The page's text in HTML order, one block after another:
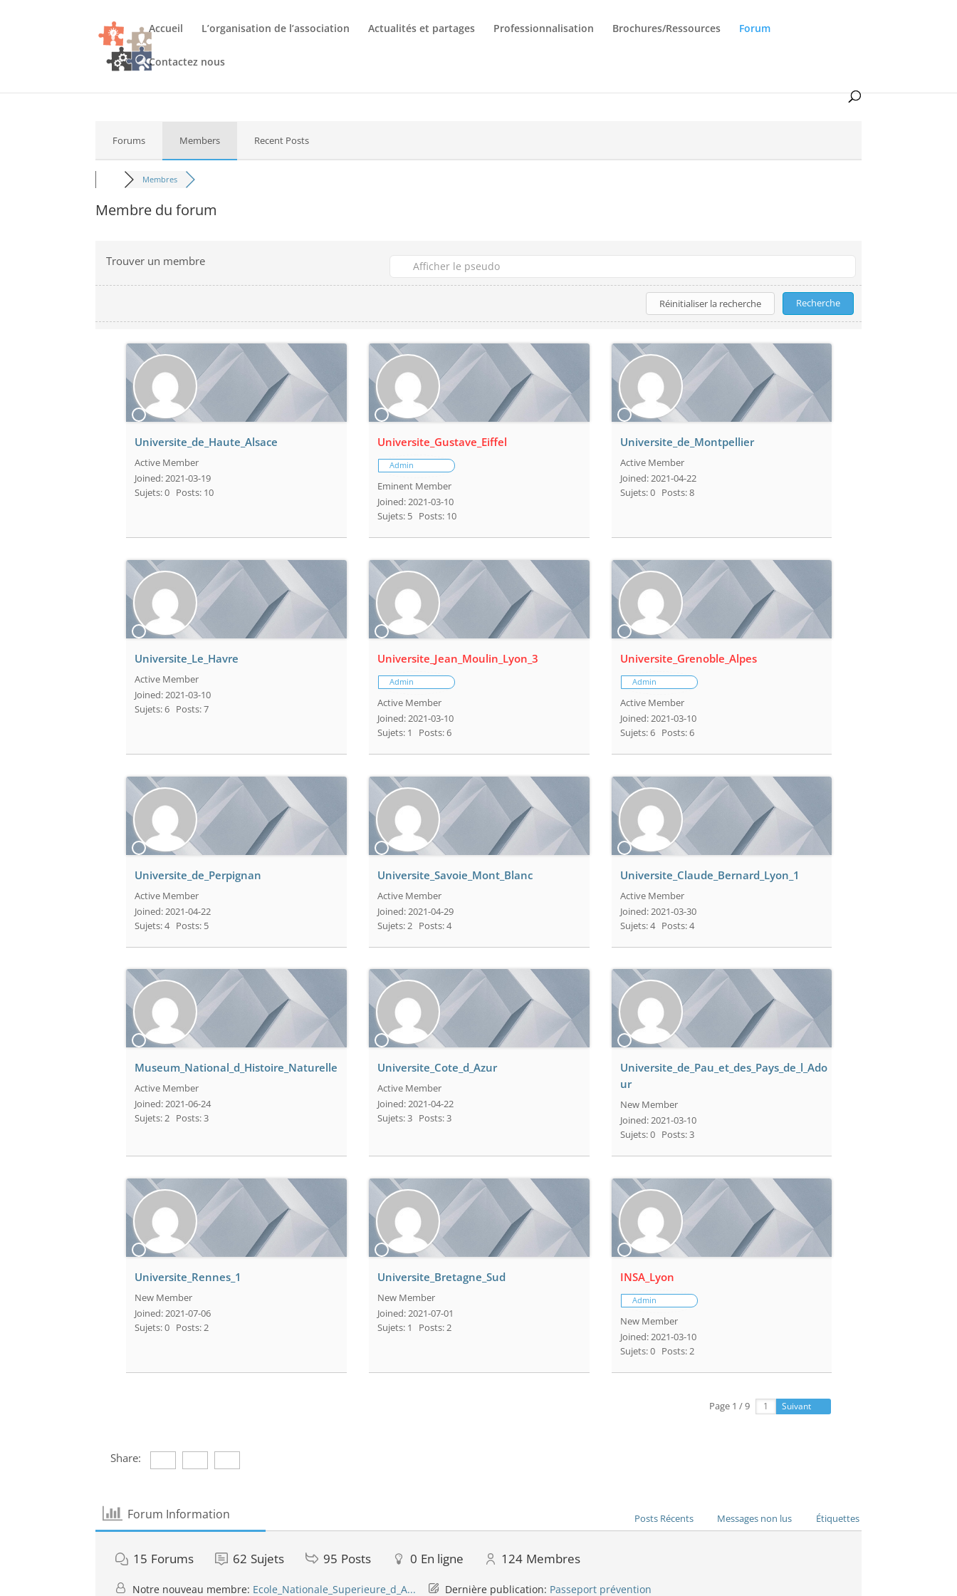
Accueil L’organisation de l’association Actualités et partages Professionnalisation Brochures/Ressources Forum
Contactez nous
Forums Members Recent Posts
Membres
Membre du forum
Trouver un membre
Universite_de_Haute_Alsace
Active Member
Joined: 2021-03-19
Sujets: 0 Posts: 10
Universite_Gustave_Eiffel
Admin
Eminent Member
Joined: 2021-03-10
Sujets: 5 Posts: 10
Universite_de_Montpellier
Active Member
Joined: 2021-04-22
Sujets: 0 Posts: 8
Universite_Le_Havre
Active Member
Joined: 2021-03-10
Sujets: 6 Posts: 7
Universite_Jean_Moulin_Lyon_3
Admin
Active Member
Joined: 2021-03-10
Sujets: 1
Posts: 6
Universite_Grenoble_Alpes
Admin
Active Member
Joined: 2021-03-10
Sujets: 6 Posts: 6
Universite_de_Perpignan
Active Member
Joined: 2021-04-22
Sujets: 4 Posts: 5
Universite_Savoie_Mont_Blanc
Active Member
Joined: 2021-04-29
Sujets: 2 Posts: 4
Universite_Claude_Bernard_Lyon_1
Active Member
Joined: 2021-03-30
Sujets: 4 Posts: 4
Museum_National_d_Histoire_Naturelle
Active Member
Joined: 2021-06-24
Sujets: 2 Posts: 3
Universite_Cote_d_Azur
Active Member
Joined: 2021-04-22
Sujets: 3 Posts: 3
Universite_de_Pau_et_des_Pays_de_l_Ado
ur
New Member
Joined: 2021-03-10
Sujets: 0 Posts: 3
Universite_Rennes_1
New Member
Joined: 2021-07-06
Sujets: 0 Posts: 2
Universite_Bretagne_Sud
New Member
Joined: 2021-07-01
Sujets: 1
Posts: 2
INSA_Lyon
Admin
New Member
Joined: 2021-03-10
Sujets: 0 Posts: 2
Page 1 / 9 Suivant
Share:
Forum Information Posts Récents Messages non lus Étiquettes
15 Forums 62 Sujets 95 Posts 0 En ligne 124 Membres
Notre nouveau membre: Ecole_Nationale_Superieure_d_A... Dernière publication: Passeport prévention